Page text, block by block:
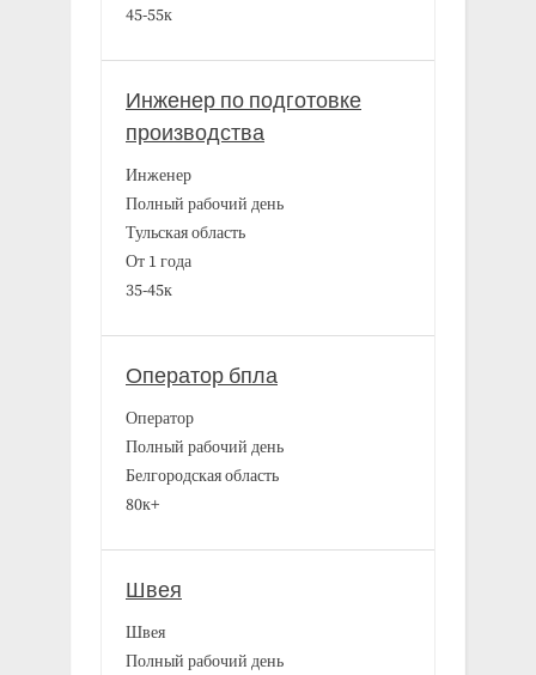
45-55к
Инженер по подготовке
производства
Инженер
Полный рабочий день
Тульская область
От 1 года
35-45к
Оператор бпла
Оператор
Полный рабочий день
Белгородская область
80к+
Швея
Швея
Полный рабочий день